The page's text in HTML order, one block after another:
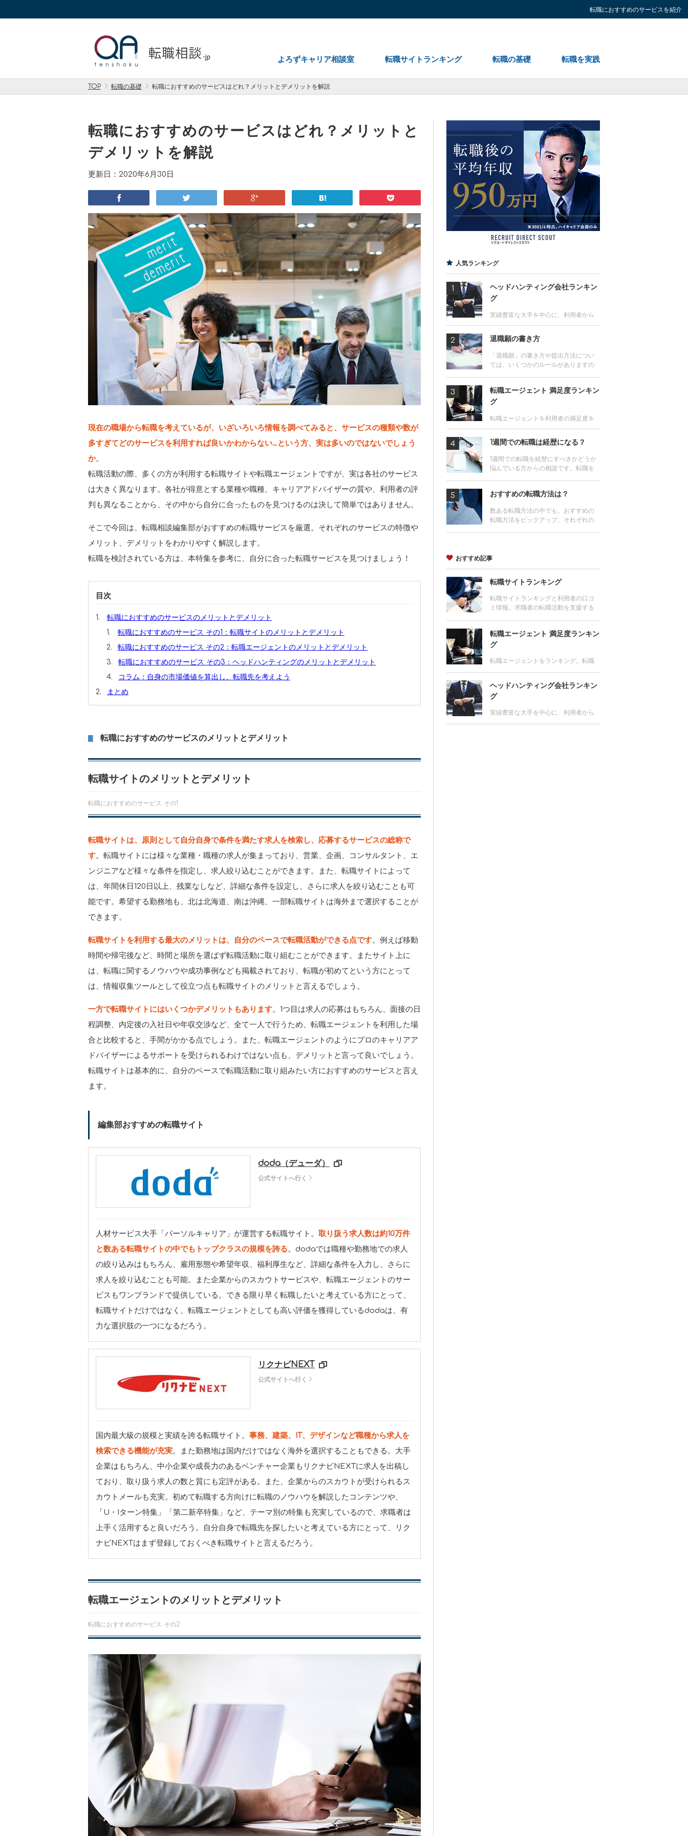
転職におすすめのサービスを紹介
よろずキャリア相談室 転職サイトランキング 転職の基礎 転職を実践
TOP 転職の基礎 転職におすすめのサービスはどれ？メリットとデメリットを解説
転職におすすめのサービスはどれ？メリットと
デメリットを解説
更新日：2020年6月30日
facebook twitter google hatena pocket
現在の職場から転職を考えているが、いざいろいろ情報を調べてみると、サービスの種類や数が
多すぎてどのサービスを利用すれば良いかわからない…という方、実は多いのではないでしょう
か。
転職活動の際、多くの方が利用する転職サイトや転職エージェントですが、実は各社のサービス
は大きく異なります。各社が得意とする業種や職種、キャリアアドバイザーの質や、利用者の評
判も異なることから、その中から自分に合ったものを見つけるのは決して簡単ではありません。
そこで今回は、転職相談編集部がおすすめの転職サービスを厳選。それぞれのサービスの特徴や
メリット、デメリットをわかりやすく解説します。
転職を検討されている方は、本特集を参考に、自分に合った転職サービスを見つけましょう！
目次
転職におすすめのサービスのメリットとデメリット
転職におすすめのサービス その1：転職サイトのメリットとデメリット
転職におすすめのサービス その2：転職エージェントのメリットとデメリット
転職におすすめのサービス その3：ヘッドハンティングのメリットとデメリット
コラム：自身の市場価値を算出し、転職先を考えよう
まとめ
転職におすすめのサービスのメリットとデメリット
転職サイトのメリットとデメリット
転職におすすめのサービス その1
転職サイトは、原則として自分自身で条件を満たす求人を検索し、応募するサービスの総称で
す。転職サイトには様々な業種・職種の求人が集まっており、営業、企画、コンサルタント、エ
ンジニアなど様々な条件を指定し、求人絞り込むことができます。また、転職サイトによって
は、年間休日120日以上、残業なしなど、詳細な条件を設定し、さらに求人を絞り込むことも可
能です。希望する勤務地も、北は北海道、南は沖縄、一部転職サイトは海外まで選択することが
できます。
転職サイトを利用する最大のメリットは、自分のペースで転職活動ができる点です。例えば移動
時間や帰宅後など、時間と場所を選ばず転職活動に取り組むことができます。またサイト上に
は、転職に関するノウハウや成功事例なども掲載されており、転職が初めてという方にとって
は、情報収集ツールとして役立つ点も転職サイトのメリットと言えるでしょう。
一方で転職サイトにはいくつかデメリットもあります。1つ目は求人の応募はもちろん、面接の日
程調整、内定後の入社日や年収交渉など、全て一人で行うため、転職エージェントを利用した場
合と比較すると、手間がかかる点でしょう。また、転職エージェントのようにプロのキャリアア
ドバイザーによるサポートを受けられるわけではない点も、デメリットと言って良いでしょう。
転職サイトは基本的に、自分のペースで転職活動に取り組みたい方におすすめのサービスと言え
ます。
編集部おすすめの転職サイト
doda（デューダ）
公式サイトへ行く
人材サービス大手「パーソルキャリア」が運営する転職サイト。 取り扱う求人数は約10万件
と数ある転職サイトの中でもトップクラスの規模を誇る。dodaでは職種や勤務地での求人
の絞り込みはもちろん、雇用形態や希望年収、福利厚生など、詳細な条件を入力し、さらに
求人を絞り込むことも可能。また企業からのスカウトサービスや、転職エージェントのサー
ビスもワンブランドで提供している。できる限り早く転職したいと考えている方にとって、
転職サイトだけではなく、転職エージェントとしても高い評価を獲得しているdodaは、有
力な選択肢の一つになるだろう。
リクナビNEXT
公式サイトへ行く
国内最大級の規模と実績を誇る転職サイト。 事務、建築、IT、デザインなど職種から求人を
検索できる機能が充実。また勤務地は国内だけではなく海外を選択することもできる。大手
企業はもちろん、中小企業や成長力のあるベンチャー企業もリクナビNEXTに求人を出稿し
ており、取り扱う求人の数と質にも定評がある。また、企業からのスカウトが受けられるス
カウトメールも充実。初めて転職する方向けに転職のノウハウを解説したコンテンツや、
「U・Iターン特集」「第二新卒特集」など、テーマ別の特集も充実しているので、求職者は
上手く活用すると良いだろう。自分自身で転職先を探したいと考えている方にとって、リク
ナビNEXTはまず登録しておくべき転職サイトと言えるだろう。
転職エージェントのメリットとデメリット
転職におすすめのサービス その2
人気ランキング
ヘッドハンティング会社ランキン
グ
実績豊富な大手を中心に、利用者から
の評価が高いヘッドハンティング会社
をランキング。またエグゼクティブ層
はもちろん、マネジメント層、専門
職、外資系に強いヘッドハンティング
会社の情報や各社のサービス比較も。
退職願の書き方
「退職願」の書き方や提出方法につい
ては、いくつかのルールがありますの
く聞かれる質問やその対策についても
解説します。
転職エージェント 満足度ランキン
グ
転職エージェントを利用者の満足度を
もとにランキング。転職成功者が支持
するおすすめの転職エージェントは？
各社の求人数や得意とする業種、評判
を網羅した転職エージェントの満足度
ランキングを活用しよう
1週間での転職は経歴になる？
1週間での転職を経歴にすべきかどうか
悩んでいる方からの相談です。転職を
す。
おすすめの転職方法は？
数ある転職方法の中でも、おすすめの
転職方法をピックアップ。それぞれの
おすすめ記事
転職サイトランキング
転職サイトランキングと利用者の口コ
ミ情報。求職者の転職活動を支援する
し、ランキング。
転職エージェント 満足度ランキン
グ
転職エージェントをランキング。転職
用者からの評判もチェック。転職の無
料サポートが受けられる主な拠点やサ
ヘッドハンティング会社ランキン
グ
実績豊富な大手を中心に、利用者から